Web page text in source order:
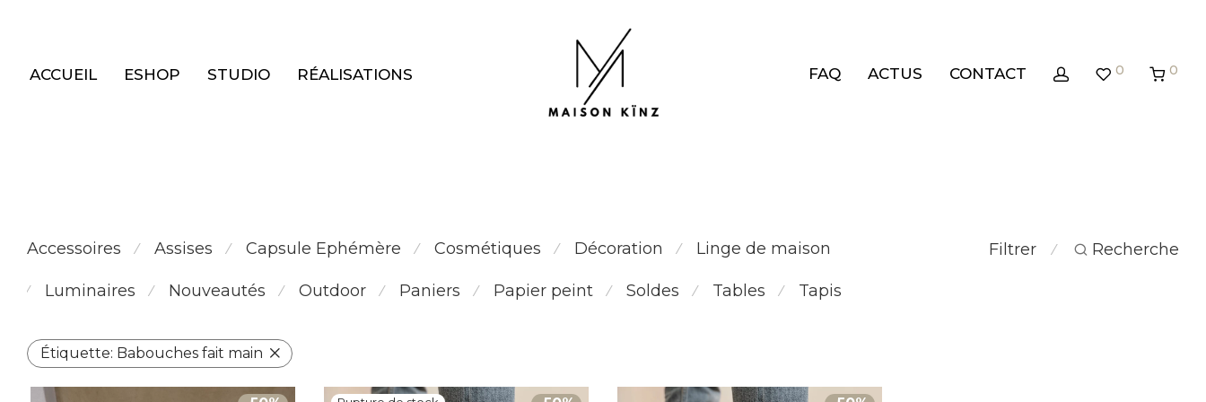
ACCUEIL ESHOP STUDIO RÉALISATIONS FAQ ACTUS CONTACT 0 0
Filtrer ⁄ Recherche
Accessoires ⁄ Assises ⁄ Capsule Ephémère ⁄ Cosmétiques ⁄ Décoration ⁄ Linge de maison
⁄ Luminaires ⁄ Nouveautés ⁄ Outdoor ⁄ Paniers ⁄ Papier peint ⁄ Soldes ⁄ Tables ⁄ Tapis
Étiquette: Babouches fait main